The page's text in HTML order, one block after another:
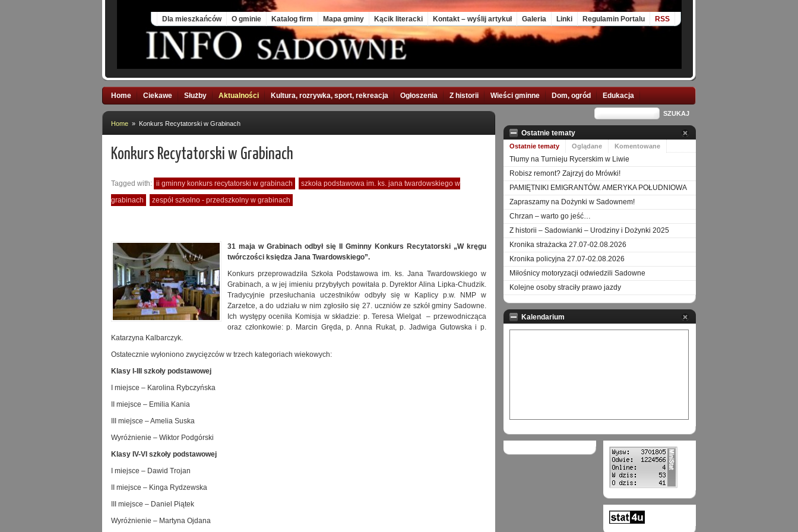
Dla mieszkańców O gminie Katalog firm Mapa gminy Kącik literacki Kontakt – wyślij artykuł Galeria Linki Regulamin Portalu RSS
Home Ciekawe Służby Aktualności Kultura, rozrywka, sport, rekreacja Ogłoszenia Z historii Wieści gminne Dom, ogród Edukacja
Home » Konkurs Recytatorski w Grabinach
Konkurs Recytatorski w Grabinach
Tagged with: ii gminny konkurs recytatorski w grabinach
szkoła podstawowa im. ks. jana twardowskiego w
grabinach
zespół szkolno - przedszkolny w grabinach
31 maja w Grabinach odbył się II Gminny Konkurs Recytatorski „W kręgu
twórczości księdza Jana Twardowskiego”.
Konkurs przeprowadziła Szkoła Podstawowa im. ks. Jana Twardowskiego w
Grabinach, a w jej imieniu przybyłych powitała p. Dyrektor Alina Lipka-Chudzik.
Tradycyjnie przesłuchania uczestników odbyły się w Kaplicy p.w. NMP w
Zarzetce, a do udziału w nim zgłosiło się 27. uczniów ze szkół gminy Sadowne.
Ich występy oceniła Komisja w składzie: p. Teresa Wielgat – przewodnicząca
oraz członkowie: p. Marcin Gręda, p. Anna Rukat, p. Jadwiga Gutowska i p.
Katarzyna Kalbarczyk.
Ostatecznie wyłoniono zwycięzców w trzech kategoriach wiekowych:
Klasy I-III szkoły podstawowej
I miejsce – Karolina Rybczyńska
II miejsce – Emilia Kania
III miejsce – Amelia Suska
Wyróżnienie – Wiktor Podgórski
Klasy IV-VI szkoły podstawowej
I miejsce – Dawid Trojan
II miejsce – Kinga Rydzewska
III miejsce – Daniel Piątek
Wyróżnienie – Martyna Ojdana
Ostatnie tematy
Ostatnie tematy Oglądane Komentowane
Tłumy na Turnieju Rycerskim w Liwie
Robisz remont? Zajrzyj do Mrówki!
PAMIĘTNIKI EMIGRANTÓW. AMERYKA POŁUDNIOWA
Zapraszamy na Dożynki w Sadownem!
Chrzan – warto go jeść…
Z historii – Sadowianki – Urodziny i Dożynki 2025
Kronika strażacka 27.07-02.08.2026
Kronika policyjna 27.07-02.08.2026
Miłośnicy motoryzacji odwiedzili Sadowne
Kolejne osoby straciły prawo jazdy
Kalendarium